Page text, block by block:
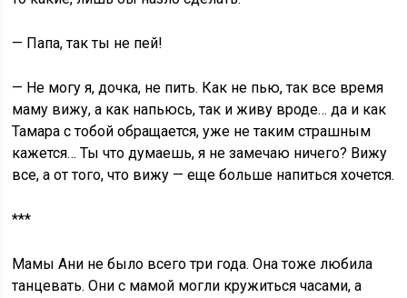
— Папа, так ты не пей!
— Не могу я, дочка, не пить. Как не пью, так все время
маму вижу, а как напьюсь, так и живу вроде… да и как
Тамара с тобой обращается, уже не таким страшным
кажется… Ты что думаешь, я не замечаю ничего? Вижу
все, а от того, что вижу — еще больше напиться хочется.
***
Мамы Ани не было всего три года. Она тоже любила
танцевать. Они с мамой могли кружиться часами, а